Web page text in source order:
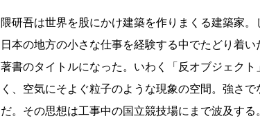
隈研吾は世界を股にかけ建築を作りまくる建築家
日本の地方の小さな仕事を経験する中でたどり着
著書のタイトルになった。いわく「反オブジェク
く、空気にそよぐ粒子のような現象の空間。強さ
だ。その思想は工事中の国立競技場にまで波及す